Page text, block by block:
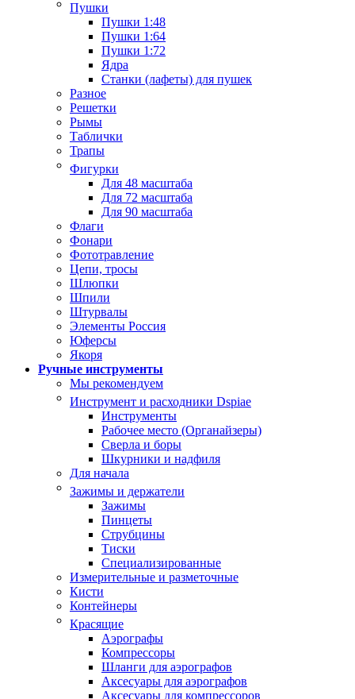
Пушки
Пушки 1:48
Пушки 1:64
Пушки 1:72
Ядра
Станки (лафеты) для пушек
Разное
Решетки
Рымы
Таблички
Трапы
Фигурки
Для 48 масштаба
Для 72 масштаба
Для 90 масштаба
Флаги
Фонари
Фототравление
Цепи, тросы
Шлюпки
Шпили
Штурвалы
Элементы Россия
Юферсы
Якоря
Ручные инструменты
Мы рекомендуем
Инструмент и расходники Dspiae
Инструменты
Рабочее место (Органайзеры)
Сверла и боры
Шкурники и надфиля
Для начала
Зажимы и держатели
Зажимы
Пинцеты
Струбцины
Тиски
Специализированные
Измерительные и разметочные
Кисти
Контейнеры
Красящие
Аэрографы
Компрессоры
Шланги для аэрографов
Аксесуары для аэрографов
Аксесуары для компрессоров